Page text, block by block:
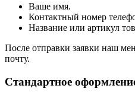
Ваше имя.
Контактный номер
Название или артикул
После отправки заявки наш
почту.
Стандартное